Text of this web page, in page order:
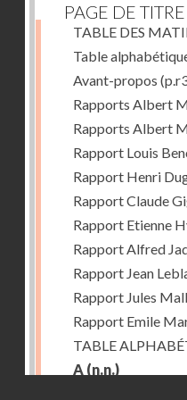
PAGE DE TITRE
TABLE DES
Table
Avant-propos
Rapports Albert
Rapports Albert
Rapport Louis
Rapport Henri
Rapport Claude
Rapport Etienne
Rapport Alfred
Rapport Jean
Rapport Jules
Rapport Emile
TABLE
A (n.n.)